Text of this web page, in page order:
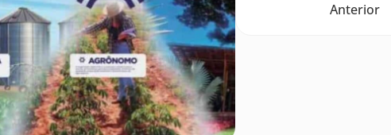
Anterior